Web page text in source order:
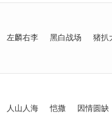
左麟右李 黑白战场 猪扒
人山人海 恺撒 因情圆缺